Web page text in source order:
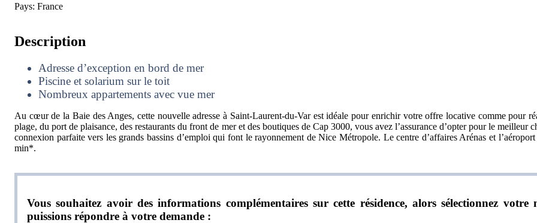
Pays: France
Description
Adresse d’exception en bord de mer
Piscine et solarium sur le toit
Nombreux appartements avec vue mer
Au cœur de la Baie des Anges, cette nouvelle adresse à Saint-Laurent-du-Var est idéale pour enrichir votre offre locative comme pour
plage, du port de plaisance, des restaurants du front de mer et des boutiques de Cap 3000, vous avez l’assurance d’opter pour le
connexion parfaite vers les grands bassins d’emploi qui font le rayonnement de Nice Métropole. Le centre d’affaires Arénas et
min*.
Vous souhaitez avoir des informations complémentaires sur cette résidence, alors sélectionnez
puissions répondre à votre demande :